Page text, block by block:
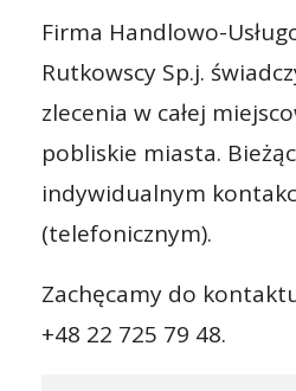
Firma Handlowo-
Rutkowscy Sp.j.
zlecenia w całej
pobliskie miasta.
indywidualnym
(telefonicznym).
Zachęcamy do
+48 22 725 79 48.